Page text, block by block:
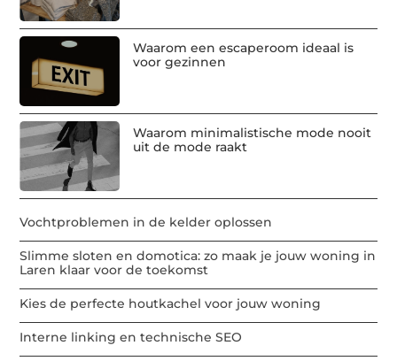
Waarom een escaperoom ideaal is
voor gezinnen
Waarom minimalistische mode nooit
uit de mode raakt
Vochtproblemen in de kelder oplossen
Slimme sloten en domotica: zo maak je jouw woning in
Laren klaar voor de toekomst
Kies de perfecte houtkachel voor jouw woning
Interne linking en technische SEO